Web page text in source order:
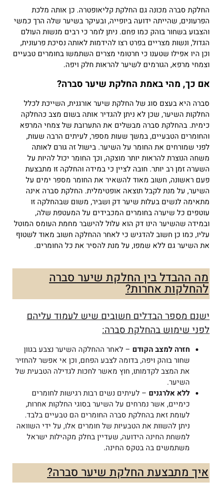
החלקת סברה מכונה גם החלקת קליאופטרה. כן אותה מלכת
הפרעונים, שהייתה ידועה ביופייה, ובעיקר בשיער שלה הרך כמשי
והצבוע בשחור בוהק כמו פחם. ניתן לומר כי רבים מנשות העולם
הגדול, ונשות מצריים בפרט רצו להידמות לאותה נסיכת פרעונית,
וכן היו אפילו שטענו כי חרטומי מצרים השתמשו בחומרים טבעיים
וצמחי מרפא, הגורמים לשיער להראות חלק ויפה.
אם כך, מהי באמת החלקת שיער סברה?
סברה היא בעצם סוג של החלקת שיער אורגנית, השייכת לכלל
החלקות השיער, שכן לא ניתן להגדיר אותה בשום מצב כהחלקה
כימית. בהחלקת סברה מבשלים את התערובת של צמחי המרפא
והחומרים הטבעיים, במשך שעות מספר, לעיתים הרבה שעות,
לפני שמורחים את החומר על השיער. בישול זה גורם לאותה
משחה הנוצרת להראות יותר מוצקה, וכך החומר יכול להיות על
השערה זמן רב יותר. חובה לציין כי במידה והחלקה זו מתבצעת
פעם ראשונה, חשוב מאוד להשאיר את החומר מספר ימים על
השיער, על מנת לקבל תוצאה אופטימלית. החלקת סברה אינה
מתאימה לנשים בעלות שיער דק ושביר, משום שבהחלקה זו
עוטפים כל שיערה בחומרים המכבידים על המעטפת שלה,
ובמידה שהשיער הינו דק הוא עלול להישבר מחמת העומס המוטל
עליו, כמו כן חשוב להדגיש כי לאחר ההחלקה חשוב מאוד לשטוף
את השיער גם ללא שמפו, על מנת להסיר את כל החומרים.
מה ההבדל בין החלקת שיער סברה
להחלקות אחרות?
ישנם מספר הבדלים חשובים שיש לעמוד עליהם
לפני שימוש בהחלקת סברה:
חזרה למצב הקודם – לאחר ההחלקה השיער נצבע בגוון
שחור בוהק ויפה, בדומה לצבע הפחם, וכן אי אפשר להחזיר
את המצב לקדמותו, חוץ מאשר לחכות לגדילה הטבעית של
השיער.
ללא אלרגנים – לעיתים נשים רבות רגישות לחומרים
כימיים, אשר נמרחים על השיער בסוגי החלקות אחרות,
לעומת זאת בהחלקת סברה החומרים הם טבעיים בלבד.
ניתן להשוות את הטבעיות של חומרים אלו, על ידי השוואה
למשחת החינה הידועה, שעדיין בחלק מקהילות ישראל
משתמשים בה בטקס החינה.
איך מתבצעת החלקת שיער סברה?